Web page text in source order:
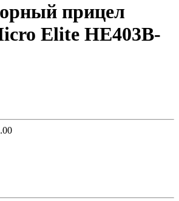
прицел
Elite HE403B-